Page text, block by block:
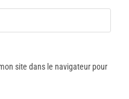
site dans le navigateur pour